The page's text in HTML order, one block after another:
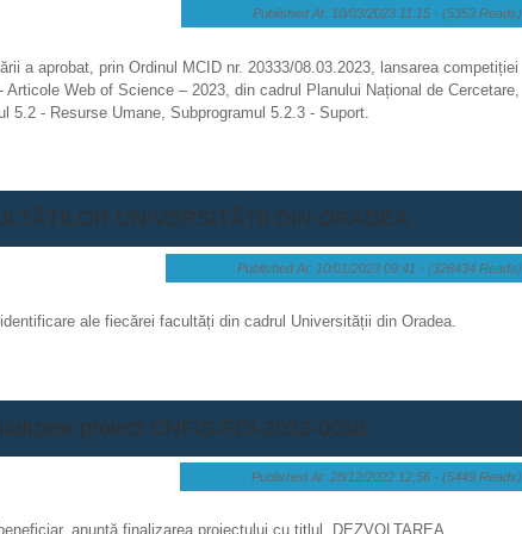
Published At: 10/03/2023 11:15 - (5353 Reads)
a aprobat, prin Ordinul MCID nr. 20333/08.03.2023, lansarea competiției
Web of Science – 2023, din cadrul Planului Național de Cercetare,
5.2 - Resurse Umane, Subprogramul 5.2.3 - Suport.
UNIVERSITĂȚII DIN ORADEA
Published At: 10/01/2023 09:41 - (326434 Reads)
ale fiecărei facultăți din cadrul Universității din Oradea.
proiect CNFIS-FDI-2022-0058
Published At: 28/12/2022 12:56 - (5449 Reads)
anunţă finalizarea proiectului cu titlul „DEZVOLTAREA